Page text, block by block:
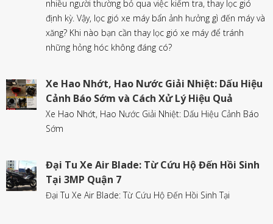
nhiều người thường bỏ qua việc kiểm tra, thay lọc gió
định kỳ. Vậy, lọc gió xe máy bẩn ảnh hưởng gì đến máy và
xăng? Khi nào bạn cần thay lọc gió xe máy để tránh
những hỏng hóc không đáng có?
Xe Hao Nhớt, Hao Nước Giải Nhiệt: Dấu Hiệu
Cảnh Báo Sớm và Cách Xử Lý Hiệu Quả
Xe Hao Nhớt, Hao Nước Giải Nhiệt: Dấu Hiệu Cảnh Báo
Sớm
Đại Tu Xe Air Blade: Từ Cứu Hộ Đến Hồi Sinh
Tại 3MP Quận 7
Đại Tu Xe Air Blade: Từ Cứu Hộ Đến Hồi Sinh Tại